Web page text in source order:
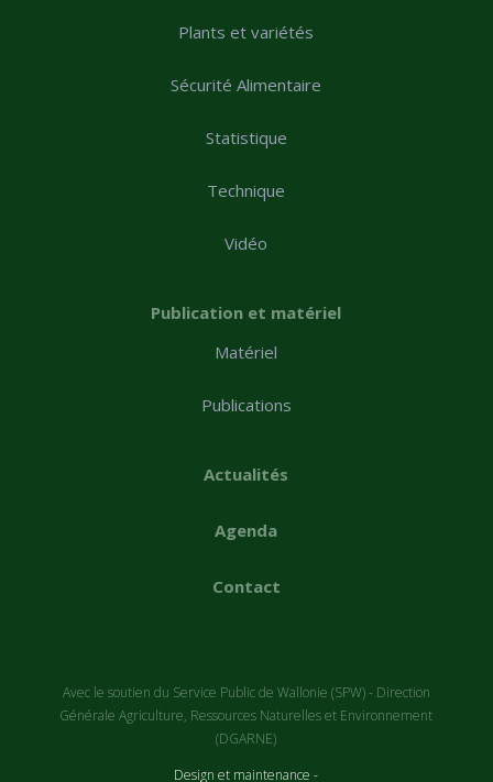
Plants et variétés
Sécurité Alimentaire
Statistique
Technique
Vidéo
Publication et matériel
Matériel
Publications
Actualités
Agenda
Contact
Avec le soutien du Service Public de Wallonie (SPW) - Direction
Générale Agriculture, Ressources Naturelles et Environnement
(DGARNE)
Design et maintenance -